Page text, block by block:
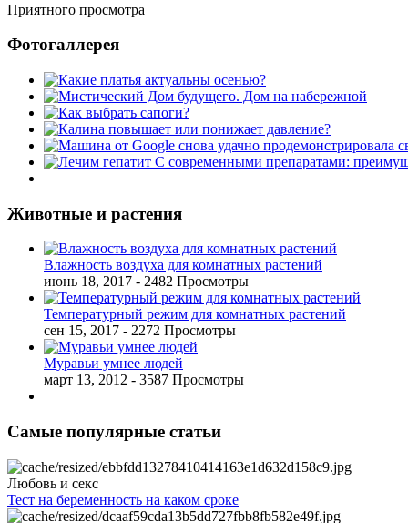
Приятного просмотра
Фотогаллерея
Животные и растения
Влажность воздуха для комнатных растений
июнь 18, 2017 - 2482 Просмотры
Температурный режим для комнатных растений
сен 15, 2017 - 2272 Просмотры
Муравьи умнее людей
март 13, 2012 - 3587 Просмотры
Самые популярные статьи
Любовь и секс
Тест на беременность на каком сроке